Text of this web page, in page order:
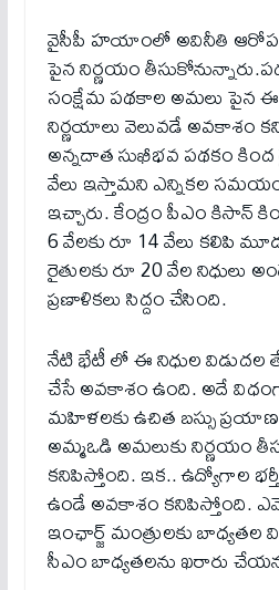
వైసీపీ హయాంలో అవినీతి
పైన నిర్ణయం
సంక్షేమ పథకాల అమలు పైన
నిర్ణయాలు వెలువడే అవకాశం
అన్నదాత సుఖీభవ పథకం కింద
వేలు ఇస్తామని ఎన్నికల
ఇచ్చారు. కేంద్రం పీఎం కిసాన్
6 వేలకు రూ 14 వేలు కలిపి
రైతులకు రూ 20 వేల నిధులు
ప్రణాళికలు సిద్దం చేసింది.
నేటి భేటీ లో ఈ నిధుల విడుదల
చేసే అవకాశం ఉంది. అదే
మహిళలకు ఉచిత బస్సు
అమ్మఒడి అమలుకు నిర్ణయం
కనిపిస్తోంది. ఇక.. ఉద్యోగాల
ఉండే అవకాశం కనిపిస్తోంది.
ఇంఛార్జ్ మంత్రులకు
సీఎం బాధ్యతలను ఖరారు